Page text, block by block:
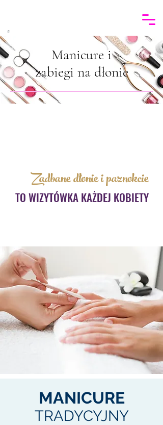
Manicure i
zabiegi na dłonie
Zadbane dłonie i paznokcie
TO WIZYTÓWKA KAŻDEJ KOBIETY
MANICURE
TRADYCYJNY